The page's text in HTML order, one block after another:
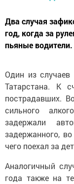
Два случая
год, когда за
пьяные водители.
Один из
Татарстана. К
пострадавших.
сильного
задержали
задержанного,
чего поехал за
Аналогичный
года также на